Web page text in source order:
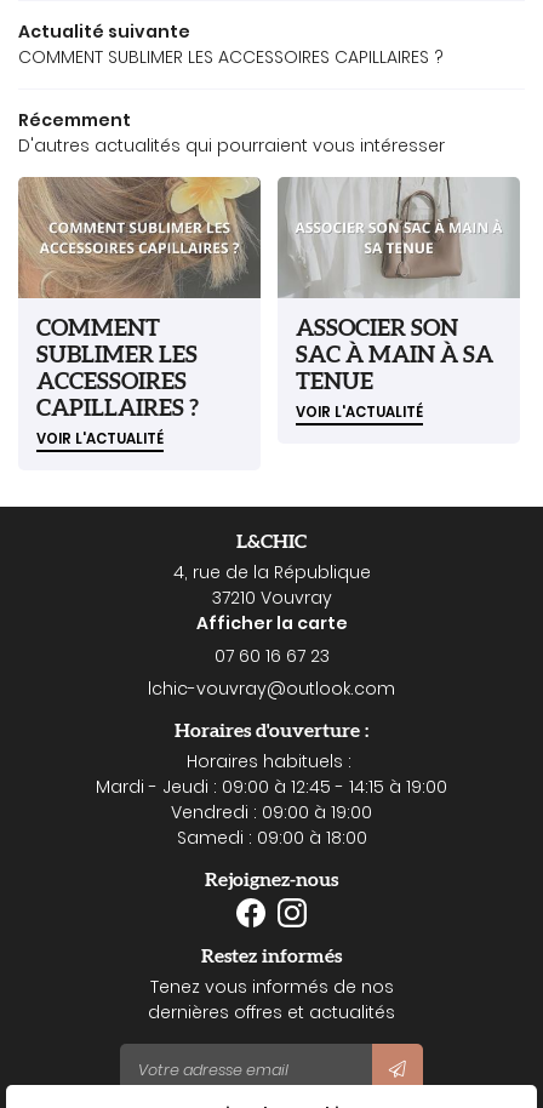
Actualité suivante
COMMENT SUBLIMER LES ACCESSOIRES CAPILLAIRES ?
Récemment
D'autres actualités qui pourraient vous intéresser
COMMENT
SUBLIMER LES
ACCESSOIRES
CAPILLAIRES ?
VOIR L'ACTUALITÉ
ASSOCIER SON
SAC À MAIN À SA
TENUE
VOIR L'ACTUALITÉ
L&CHIC
4, rue de la République
37210 Vouvray
Afficher la carte
07 60 16 67 23
Horaires d'ouverture :
Horaires habituels :
Mardi - Jeudi : 09:00 à 12:45 - 14:15 à 19:00
Vendredi : 09:00 à 19:00
Samedi : 09:00 à 18:00
Rejoignez-nous
Restez informés
Tenez vous informés de nos
dernières offres et actualités